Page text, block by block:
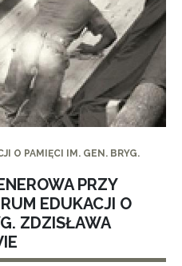
O PAMIĘCI IM. GEN. BRYG.
PRZY
EDUKACJI O
ZDZISŁAWA